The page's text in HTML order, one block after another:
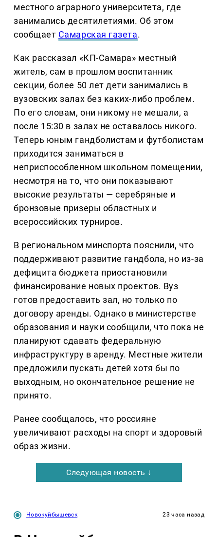
местного аграрного университета, где
занимались десятилетиями. Об этом
сообщает Самарская газета.
Как рассказал «КП-Самара» местный
житель, сам в прошлом воспитанник
секции, более 50 лет дети занимались в
вузовских залах без каких-либо проблем.
По его словам, они никому не мешали, а
после 15:30 в залах не оставалось никого.
Теперь юным гандболистам и футболистам
приходится заниматься в
неприспособленном школьном помещении,
несмотря на то, что они показывают
высокие результаты — серебряные и
бронзовые призеры областных и
всероссийских турниров.
В региональном минспорта пояснили, что
поддерживают развитие гандбола, но из-за
дефицита бюджета приостановили
финансирование новых проектов. Вуз
готов предоставить зал, но только по
договору аренды. Однако в министерстве
образования и науки сообщили, что пока не
планируют сдавать федеральную
инфраструктуру в аренду. Местные жители
предложили пускать детей хотя бы по
выходным, но окончательное решение не
принято.
Ранее сообщалось, что россияне
увеличивают расходы на спорт и здоровый
образ жизни.
Следующая новость ↓
Новокуйбышевск 23 часа назад